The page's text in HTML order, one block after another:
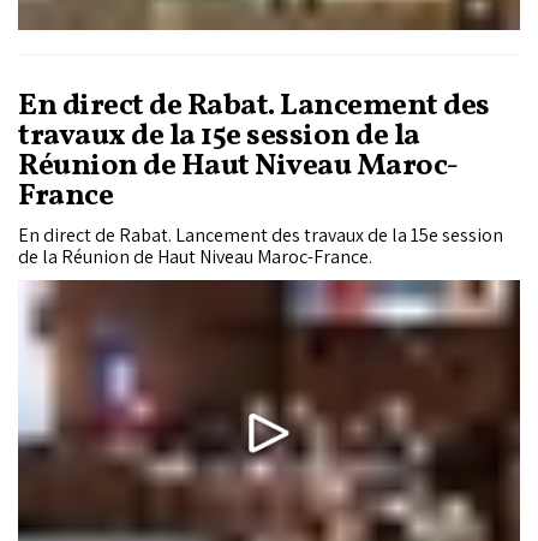
En direct de Rabat. Lancement des
travaux de la 15e session de la
Réunion de Haut Niveau Maroc-
France
En direct de Rabat. Lancement des travaux de la 15e session
de la Réunion de Haut Niveau Maroc-France.